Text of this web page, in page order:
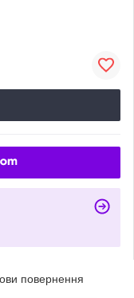
повернення